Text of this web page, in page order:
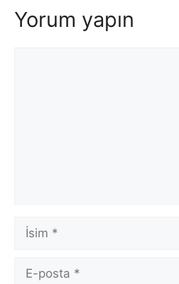
Yorum yapın
İsim